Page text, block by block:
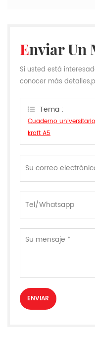
Enviar Un
Si usted está
conocer más
Tema :
Cuaderno
kraft A5